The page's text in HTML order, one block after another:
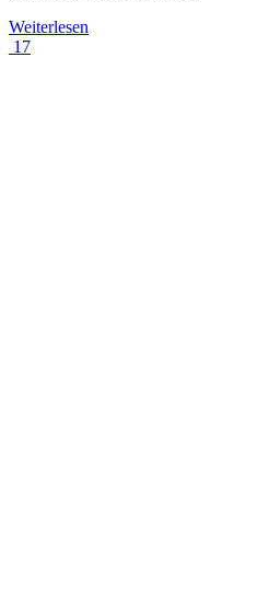
Weiterlesen
17